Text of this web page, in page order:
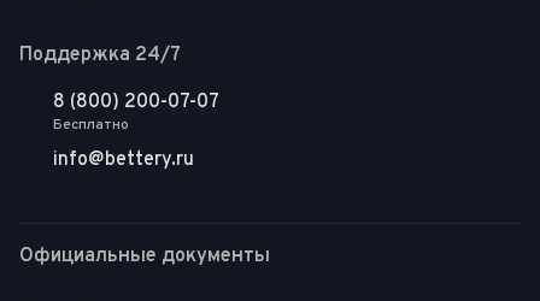
Поддержка 24/7
8 (800) 200-07-07
Бесплатно
info@bettery.ru
Официальные документы